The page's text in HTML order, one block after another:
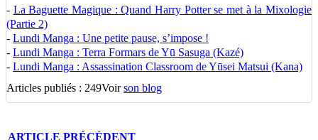
- La Baguette Magique : Quand Harry Potter se met à la Mixologie
(Partie 2)
- Lundi Manga : Une petite pause, s’impose !
- Lundi Manga : Terra Formars de Yū Sasuga (Kazé)
- Lundi Manga : Assassination Classroom de Yūsei Matsui (Kana)
Articles publiés : 249Voirson blog
ARTICLE PRÉCÉDENT